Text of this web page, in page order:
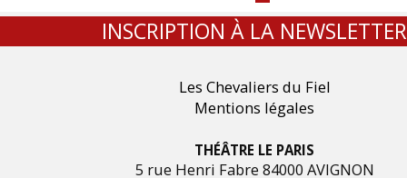
INSCRIPTION À LA NEWSLETTER
Les Chevaliers du Fiel
Mentions légales
THÉÂTRE LE PARIS
5 rue Henri Fabre 84000 AVIGNON